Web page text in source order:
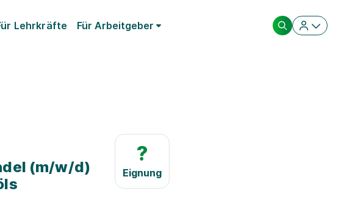
Lehrkräfte Für Arbeitgeber
?
Eignung
(m/w/d)